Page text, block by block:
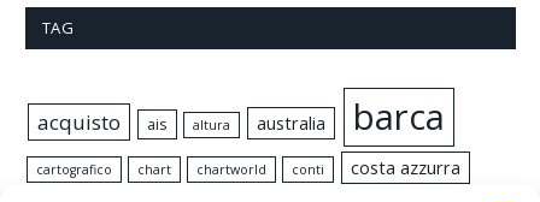
TAG
acquisto ais altura australia barca
cartografico chart chartworld conti costa azzurra